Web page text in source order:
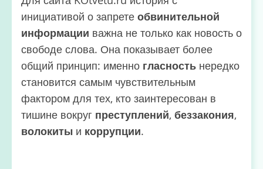
инициативой о запрете обвинительной
информации важна не только как новость о
свободе слова. Она показывает более
общий принцип: именно гласность нередко
становится самым чувствительным
фактором для тех, кто заинтересован в
тишине вокруг преступлений, беззакония,
волокиты и коррупции.